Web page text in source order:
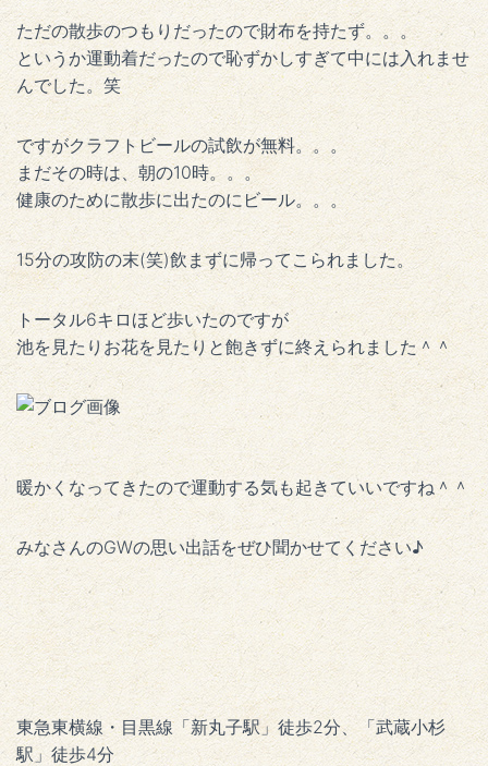
ただの散歩のつもりだったので財布を持たず。。。
というか運動着だったので恥ずかしすぎて中には入れませ
んでした。笑
ですがクラフトビールの試飲が無料。。。
まだその時は、朝の10時。。。
健康のために散歩に出たのにビール。。。
15分の攻防の末(笑)飲まずに帰ってこられました。
トータル6キロほど歩いたのですが
池を見たりお花を見たりと飽きずに終えられました＾＾
暖かくなってきたので運動する気も起きていいですね＾＾
みなさんのGWの思い出話をぜひ聞かせてください♪
東急東横線・目黒線「新丸子駅」徒歩2分、「武蔵小杉
駅」徒歩4分